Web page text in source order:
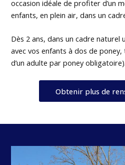
occasion idéale de profiter d’un
enfants, en plein air, dans un
Dès 2 ans, dans un cadre naturel
avec vos enfants à dos de
d’un adulte par poney obligatoire).
Obtenir plus de